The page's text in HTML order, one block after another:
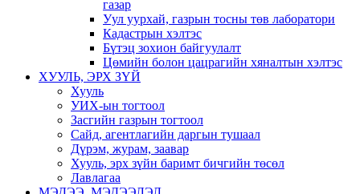
газар
Уул уурхай, газрын тосны төв лаборатори
Кадастрын хэлтэс
Бүтэц зохион байгуулалт
Цөмийн болон цацрагийн хяналтын хэлтэс
ХУУЛЬ, ЭРХ ЗҮЙ
Хууль
УИХ-ын тогтоол
Засгийн газрын тогтоол
Сайд, агентлагийн даргын тушаал
Дүрэм, журам, заавар
Хууль, эрх зүйн баримт бичгийн төсөл
Лавлагаа